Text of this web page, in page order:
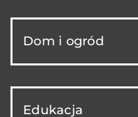
Dom i ogród
Edukacja